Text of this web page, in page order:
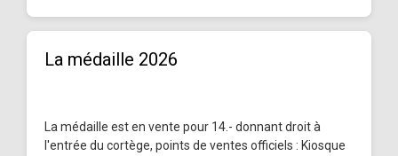
La médaille 2026
La médaille est en vente pour 14.- donnant droit à
l'entrée du cortège, points de ventes officiels : Kiosque